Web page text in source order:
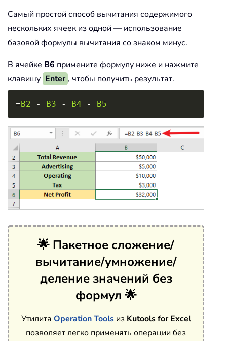
Самый простой способ вычитания содержимого
нескольких ячеек из одной — использование
базовой формулы вычитания со знаком минус.
В ячейке B6 примените формулу ниже и нажмите
клавишу Enter , чтобы получить результат.
=B2 - B3 - B4 - B5
🌟 Пакетное сложение/
вычитание/умножение/
деление значений без
формул 🌟
Утилита Operation Tools из Kutools for Excel
позволяет легко применять операции без